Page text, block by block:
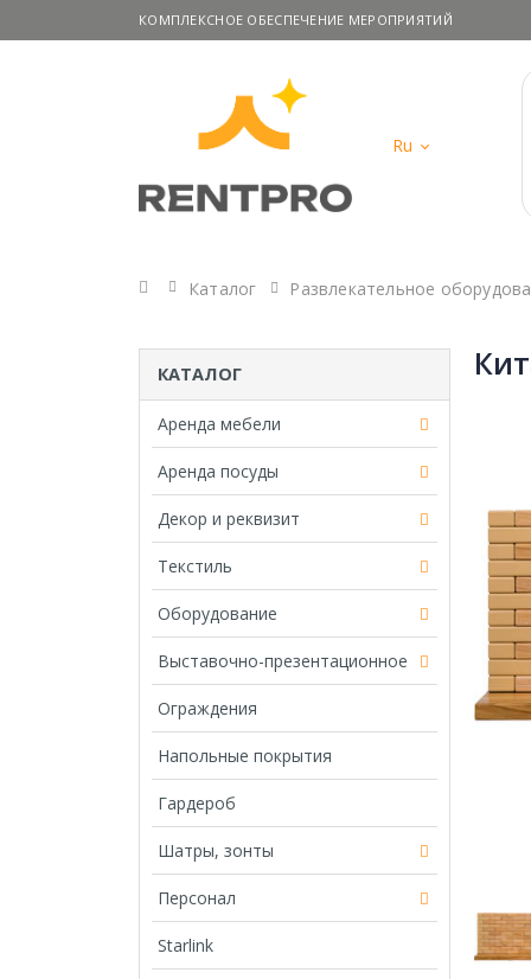
КОМПЛЕКСНОЕ ОБЕСПЕЧЕНИЕ МЕРОПРИЯТИЙ
Ru
Главная
Каталог Развлекательное
КАТАЛОГ
Аренда мебели
Аренда посуды
Декор и реквизит
Текстиль
Оборудование
Выставочно-презентационное
Ограждения
Напольные покрытия
Гардероб
Шатры, зонты
Персонал
Starlink